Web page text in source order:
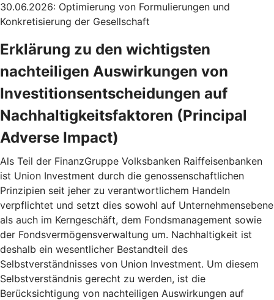
30.06.2026: Optimierung von Formulierungen und
Konkretisierung der Gesellschaft
Erklärung zu den wichtigsten
nachteiligen Auswirkungen von
Investitionsentscheidungen auf
Nachhaltigkeitsfaktoren (Principal
Adverse Impact)
Als Teil der FinanzGruppe Volksbanken Raiffeisenbanken
ist Union Investment durch die genossenschaftlichen
Prinzipien seit jeher zu verantwortlichem Handeln
verpflichtet und setzt dies sowohl auf Unternehmensebene
als auch im Kerngeschäft, dem Fondsmanagement sowie
der Fondsvermögensverwaltung um. Nachhaltigkeit ist
deshalb ein wesentlicher Bestandteil des
Selbstverständnisses von Union Investment. Um diesem
Selbstverständnis gerecht zu werden, ist die
Berücksichtigung von nachteiligen Auswirkungen auf